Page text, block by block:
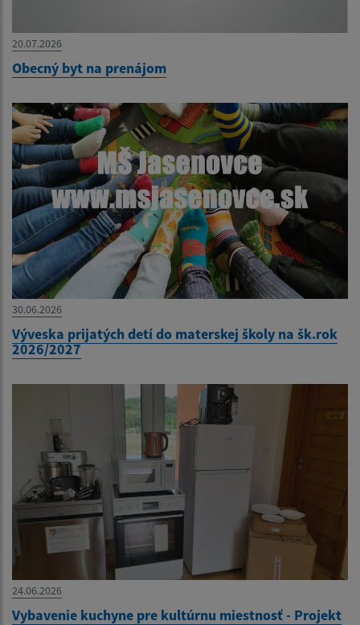
20.07.2026
Obecný byt na prenájom
30.06.2026
Výveska prijatých detí do materskej školy na šk.rok
2026/2027
24.06.2026
Vybavenie kuchyne pre kultúrnu miestnosť - Projekt